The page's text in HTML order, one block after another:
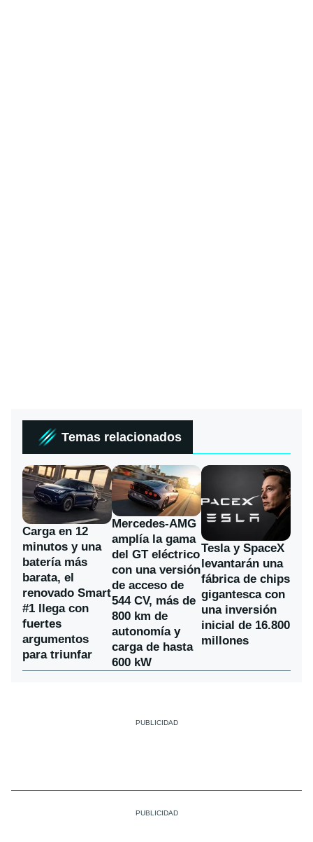
Temas relacionados
Carga en 12
minutos y una
batería más
barata, el
renovado Smart
#1 llega con
fuertes
argumentos
para triunfar
Mercedes-AMG
amplía la gama
del GT eléctrico
con una versión
de acceso de
544 CV, más de
800 km de
autonomía y
carga de hasta
600 kW
Tesla y SpaceX
levantarán una
fábrica de chips
gigantesca con
una inversión
inicial de 16.800
millones